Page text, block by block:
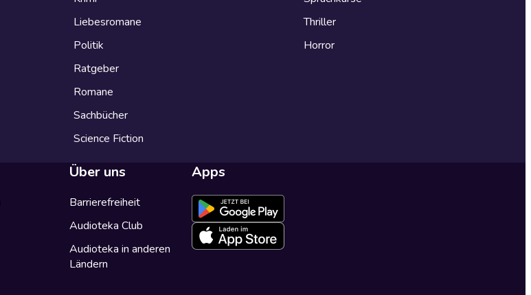
Liebesromane
Politik
Ratgeber
Romane
Sachbücher
Science Fiction
Thriller
Horror
Über uns
Barrierefreiheit
Audioteka Club
Audioteka in anderen
Ländern
Apps